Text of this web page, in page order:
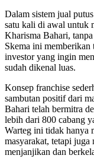
Dalam sistem jual
satu kali di awal untuk
Kharisma Bahari,
Skema ini memberikan
investor yang ingin
sudah dikenal luas.
Konsep franchise
sambutan positif dari
Bahari telah bermitra
lebih dari 800 cabang
Warteg ini tidak hanya
masyarakat, tetapi
menjanjikan dan